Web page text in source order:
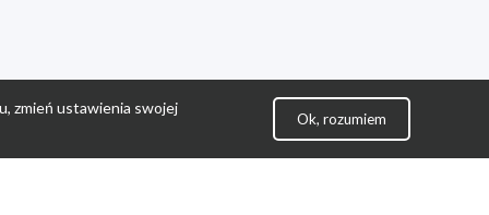
zmień ustawienia swojej
Ok, rozumiem